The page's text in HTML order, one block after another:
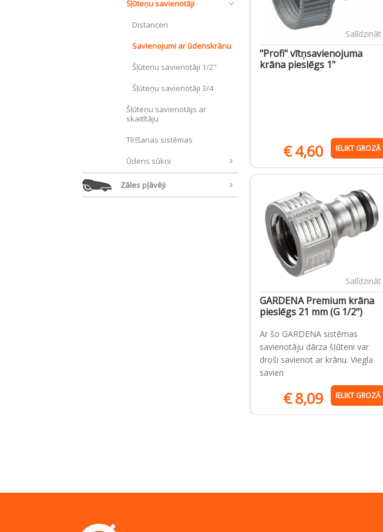
Šļūteņu savienotāji
Distanceri
Savienojumi ar ūdenskrānu
Šļūteņu savienotāji 1/2"
Šļūteņu savienotāji 3/4
Šļūteņu savienotājs ar
skaitītāju
Tīrīšanas sistēmas
Ūdens sūkņi
Zāles pļāvēji
Salīdzināt
"Profi" vītņsavienojuma
krāna pieslēgs 1"
€4,60 IELIKT GROZĀ
Salīdzināt
GARDENA Premium krāna
pieslēgs 21 mm (G 1/2")
Ar šo GARDENA sistēmas
savienotāju dārza šļūteni var
droši savienot ar krānu. Viegla
savien
€8,09 IELIKT GROZĀ